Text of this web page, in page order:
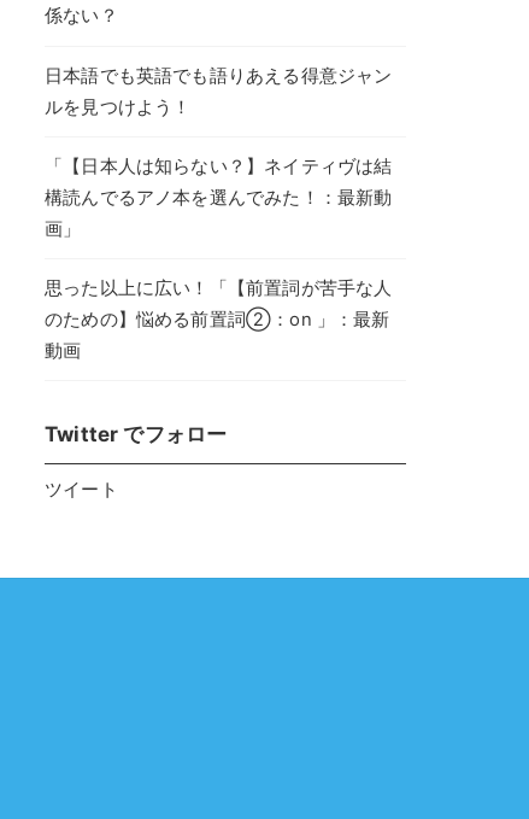
係ない？
日本語でも英語でも語りあえる得意ジャン
ルを見つけよう！
「【日本人は知らない？】ネイティヴは結
構読んでるアノ本を選んでみた！：最新動
画」
思った以上に広い！「【前置詞が苦手な人
のための】悩める前置詞②：on 」：最新
動画
Twitter でフォロー
ツイート